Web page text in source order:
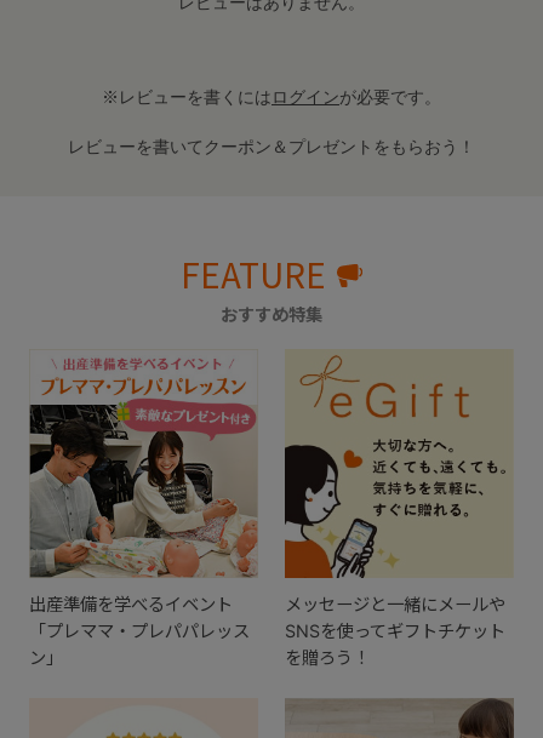
※レビューを書くにはログインが必要です。
レビューを書いてクーポン＆プレゼントをもらおう！
FEATURE
おすすめ特集
出産準備を学べるイベント
「プレママ・プレパパレッス
ン」
メッセージと一緒にメールや
SNSを使ってギフトチケット
を贈ろう！